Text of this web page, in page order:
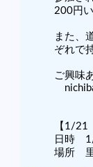
200円
また、
ぞれで
ご興味
【1/
日時
場所